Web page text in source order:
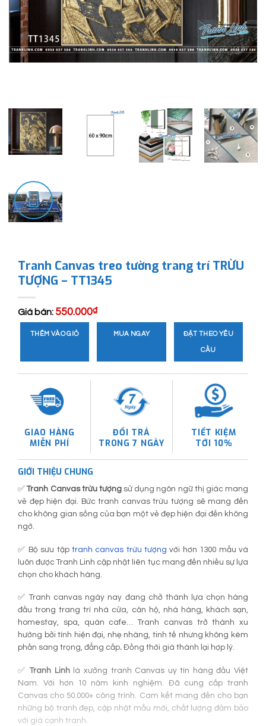
Tranh Canvas treo tường trang trí TRỪU
TƯỢNG – TT1345
Giá bán:550.000₫
THÊM VÀO GIỎ MUA NGAY ĐẶT THEO YÊU
CẦU
GIAO HÀNG
MIỄN PHÍ
ĐỔI TRẢ
TRONG 7 NGÀY
TIẾT KIỆM
TỚI 10%
GIỚI THIỆU CHUNG
✅Tranh Canvas trừu tượng sử dụng ngôn ngữ thị giác mang
vẻ đẹp hiện đại. Bức tranh canvas trừu tượng sẽ mang đến
cho không gian sống của bạn một vẻ đẹp hiện đại đến không
ngờ.
✅ Bộ sưu tập tranh canvas trừu tượng với hơn 1300 mẫu và
luôn được Tranh Linh cập nhật liên tục mang đến nhiều sự lựa
chọn cho khách hàng.
✅ Tranh canvas ngày nay đang chở thành lựa chọn hàng
đầu trong trang trí nhà cửa, căn hộ, nhà hàng, khách sạn,
homestay, spa, quán cafe… Tranh canvas trở thành xu
hướng bởi tính hiện đại, nhẹ nhàng, tinh tế nhưng không kém
phần sang trọng, đẳng cấp. Đồng thời giá thành lại hợp lý.
✅Tranh Linhlà xưởng tranh Canvas uy tín hàng đầu Việt
Nam. Với hơn 10 năm kinh nghiệm. Đã cung cấp tranh
Canvas cho 50.000+ công trình. Cam kết mang đến cho bạn
những bộ tranh đẹp, cập nhật mẫu mới, chất lượng đảm bảo
với giá cạnh tranh.